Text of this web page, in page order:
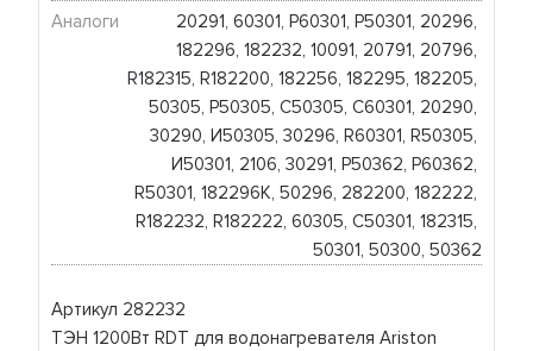
Артикул 282232
ТЭН 1200Вт RDT для водонагревателя Ariston
Аналоги
20291, 60301, Р60301, Р50301, 20296,
182296, 182232, 10091, 20791, 20796,
R182315, R182200, 182256, 182295, 182205,
50305, Р50305, C50305, C60301, 20290,
30290, И50305, 30296, R60301, R50305,
И50301, 2106, 30291, Р50362, Р60362,
R50301, 182296K, 50296, 282200, 182222,
R182232, R182222, 60305, C50301, 182315,
50301, 50300, 50362